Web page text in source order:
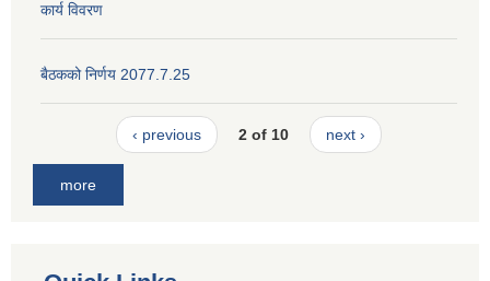
कार्य विवरण
बैठकको निर्णय 2077.7.25
‹ previous 2 of 10 next ›
more